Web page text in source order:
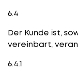
6.4
Der Kunde ist,
vereinbart,
6.4.1